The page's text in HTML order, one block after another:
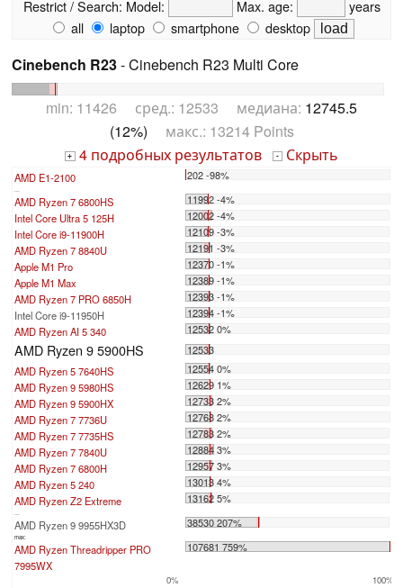
Restrict / Search: Model: Max. age:
years
all
laptop smartphone desktop
Cinebench R23- Cinebench R23 Multi Core
min: 11426 сред.: 12533 медиана: 12745.5
(12%) макс.: 13214 Points
+ 4 подробных результатов - Скрыть
AMD E1-2100 202 -98%
...
AMD Ryzen 7 6800HS
11992 -4%
Intel Core Ultra 5 125H
12002 -4%
Intel Core i9-11900H
12109 -3%
AMD Ryzen 7 8840U
12191 -3%
Apple M1 Pro
12370 -1%
Apple M1 Max
12389 -1%
AMD Ryzen 7 PRO 6850H
12393 -1%
Intel Core i9-11950H
12394 -1%
AMD Ryzen AI 5 340
12532 0%
AMD Ryzen 9 5900HS
12533
AMD Ryzen 5 7640HS
12554 0%
AMD Ryzen 9 5980HS
12629 1%
AMD Ryzen 9 5900HX
12733 2%
AMD Ryzen 7 7736U
12768 2%
AMD Ryzen 7 7735HS
12783 2%
AMD Ryzen 7 7840U
12884 3%
AMD Ryzen 7 6800H
12957 3%
AMD Ryzen 5 240
13013 4%
AMD Ryzen Z2 Extreme
13162 5%
...
AMD Ryzen 9 9955HX3D 38530 207%
max:
AMD Ryzen Threadripper PRO
7995WX
107681 759%
0% 100%